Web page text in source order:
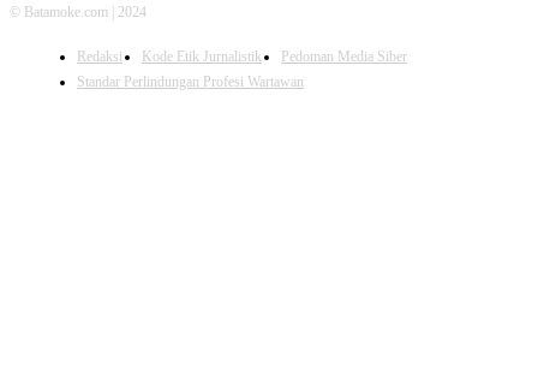
© Batamoke.com | 2024
Redaksi Kode Etik Jurnalistik
Pedoman Media Siber
Standar Perlindungan Profesi Wartawan